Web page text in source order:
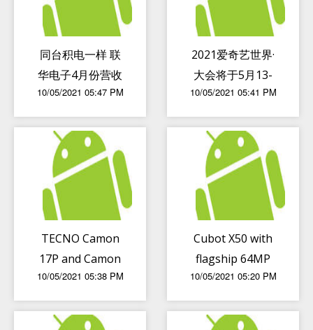
同台积电一样 联
华电子4月份营收
也是同比增长环比
下滑
10/05/2021 05:47 PM
2021爱奇艺世界·
大会将于5月13-
14日在上海开幕
共话影视行业破局
之道
10/05/2021 05:41 PM
TECNO Camon
17P and Camon
17 Pro launched
10/05/2021 05:38 PM
Cubot X50 with
flagship 64MP
quad cameras
officially
released
10/05/2021 05:20 PM